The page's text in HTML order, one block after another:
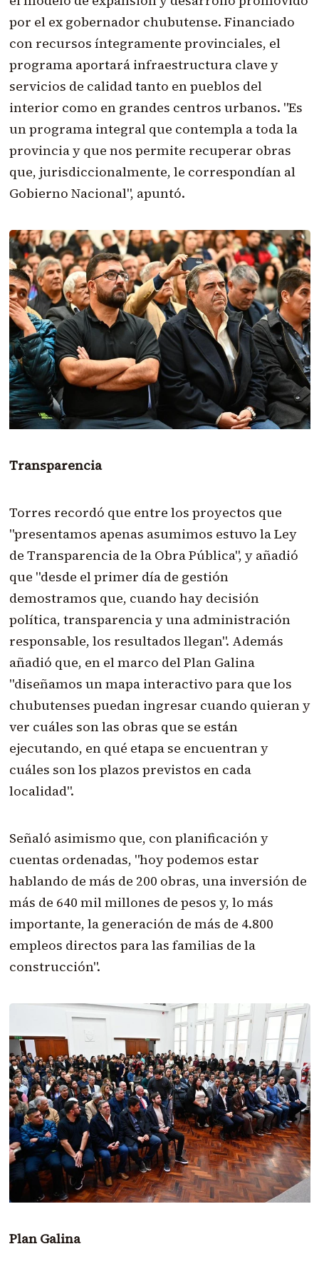
por el ex gobernador chubutense. Financiado
con recursos íntegramente provinciales, el
programa aportará infraestructura clave y
servicios de calidad tanto en pueblos del
interior como en grandes centros urbanos. "Es
un programa integral que contempla a toda la
provincia y que nos permite recuperar obras
que, jurisdiccionalmente, le correspondían al
Gobierno Nacional", apuntó.
Transparencia
Torres recordó que entre los proyectos que
"presentamos apenas asumimos estuvo la Ley
de Transparencia de la Obra Pública", y añadió
que "desde el primer día de gestión
demostramos que, cuando hay decisión
política, transparencia y una administración
responsable, los resultados llegan". Además
añadió que, en el marco del Plan Galina
"diseñamos un mapa interactivo para que los
chubutenses puedan ingresar cuando quieran y
ver cuáles son las obras que se están
ejecutando, en qué etapa se encuentran y
cuáles son los plazos previstos en cada
localidad".
Señaló asimismo que, con planificación y
cuentas ordenadas, "hoy podemos estar
hablando de más de 200 obras, una inversión de
más de 640 mil millones de pesos y, lo más
importante, la generación de más de 4.800
empleos directos para las familias de la
construcción".
Plan Galina